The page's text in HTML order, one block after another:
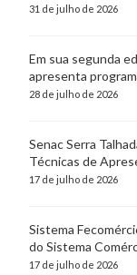
31 de julho de 2026
Em sua segunda
apresenta
28 de julho de 2026
Senac Serra
Técnicas de
17 de julho de 2026
Sistema
do Sistema
17 de julho de 2026